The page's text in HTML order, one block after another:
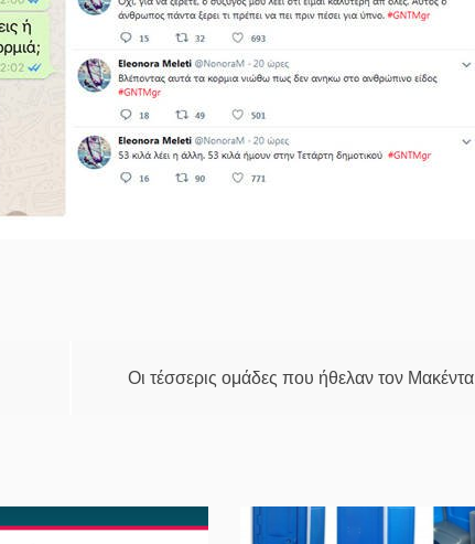
Οι τέσσερις ομάδες που ήθελαν τον Μακέντα